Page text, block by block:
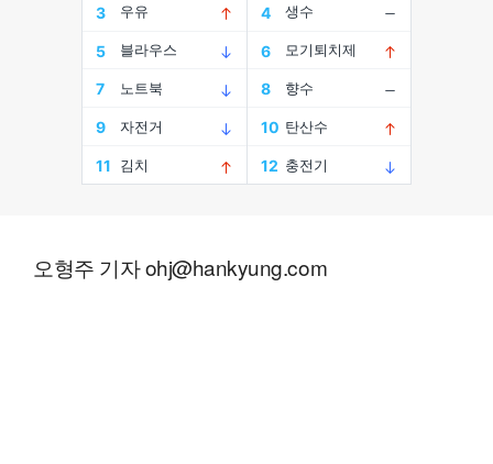
오형주 기자 ohj@hankyung.com